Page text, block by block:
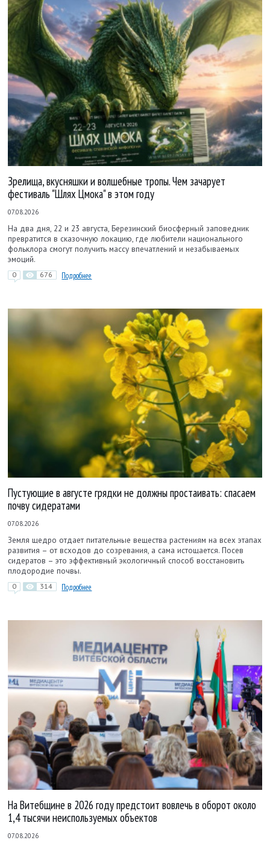
Зрелища, вкусняшки и волшебные тропы. Чем зачарует
фестиваль "Шлях Цмока" в этом году
07.08.2026
На два дня, 22 и 23 августа, Березинский биосферный заповедник
превратится в сказочную локацию, где любители национального
фольклора смогут получить массу впечатлений и незабываемых
эмоций.
0 676 Подробнее
Пустующие в августе грядки не должны простаивать: спасаем
почву сидератами
07.08.2026
Земля щедро отдает питательные вещества растениям на всех этапах
развития – от всходов до созревания, а сама истощается. Посев
сидератов – это эффективный экологичный способ восстановить
плодородие почвы.
0 314 Подробнее
На Витебщине в 2026 году предстоит вовлечь в оборот около
1,4 тысячи неиспользуемых объектов
07.08.2026